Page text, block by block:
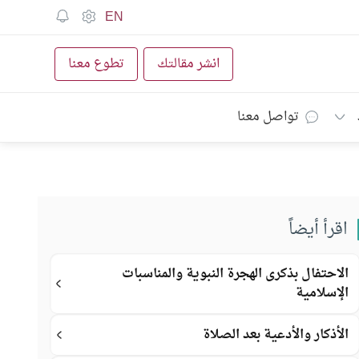
EN
انشر مقالتك تطوع معنا
تواصل معنا
اقرأ أيضاً
الاحتفال بذكرى الهجرة النبوية والمناسبات
الإسلامية
الأذكار والأدعية بعد الصلاة